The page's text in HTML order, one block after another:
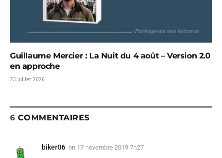
Guillaume Mercier : La Nuit du 4 août – Version 2.0
en approche
23 juillet 2026
6 COMMENTAIRES
biker06 on 17 novembre 2019 7h27